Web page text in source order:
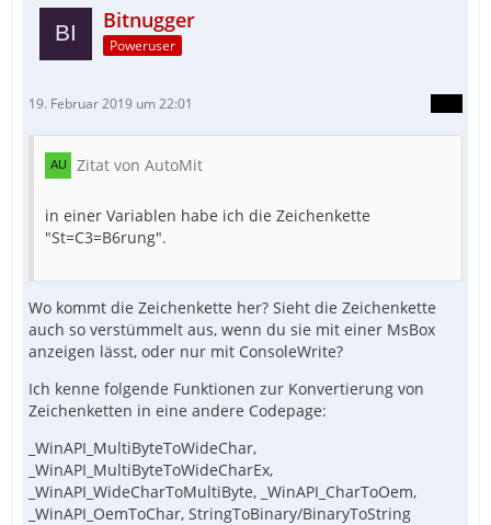
Bitnugger
Poweruser
19. Februar 2019 um 22:01
Zitat von AutoMit
in einer Variablen habe ich die Zeichenkette
"St=C3=B6rung".
Wo kommt die Zeichenkette her? Sieht die Zeichenkette
auch so verstümmelt aus, wenn du sie mit einer MsBox
anzeigen lässt, oder nur mit ConsoleWrite?
Ich kenne folgende Funktionen zur Konvertierung von
Zeichenketten in eine andere Codepage:
_WinAPI_MultiByteToWideChar,
_WinAPI_MultiByteToWideCharEx,
_WinAPI_WideCharToMultiByte, _WinAPI_CharToOem,
_WinAPI_OemToChar, StringToBinary/BinaryToString